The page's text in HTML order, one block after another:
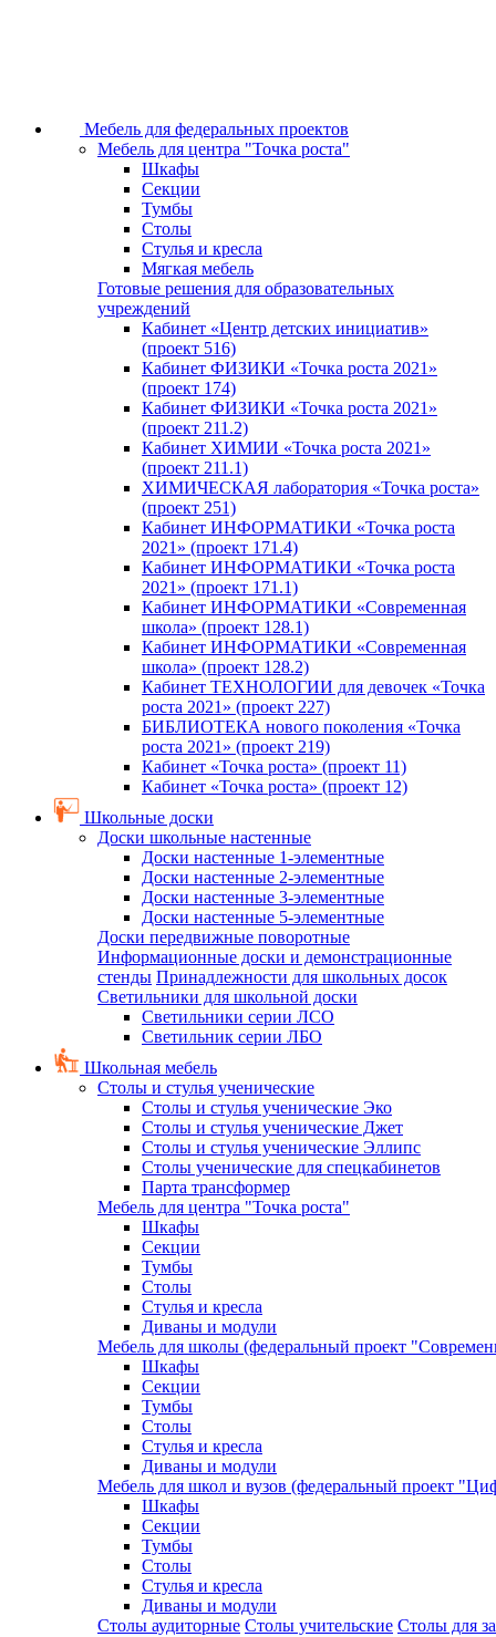
Мебель для федеральных проектов
Мебель для центра "Точка роста"
Шкафы
Секции
Тумбы
Столы
Стулья и кресла
Мягкая мебель
Готовые решения для образовательных
учреждений
Кабинет «Центр детских инициатив»
(проект 516)
Кабинет ФИЗИКИ «Точка роста 2021»
(проект 174)
Кабинет ФИЗИКИ «Точка роста 2021»
(проект 211.2)
Кабинет ХИМИИ «Точка роста 2021»
(проект 211.1)
ХИМИЧЕСКАЯ лаборатория «Точка роста»
(проект 251)
Кабинет ИНФОРМАТИКИ «Точка роста
2021» (проект 171.4)
Кабинет ИНФОРМАТИКИ «Точка роста
2021» (проект 171.1)
Кабинет ИНФОРМАТИКИ «Современная
школа» (проект 128.1)
Кабинет ИНФОРМАТИКИ «Современная
школа» (проект 128.2)
Кабинет ТЕХНОЛОГИИ для девочек «Точка
роста 2021» (проект 227)
БИБЛИОТЕКА нового поколения «Точка
роста 2021» (проект 219)
Кабинет «Точка роста» (проект 11)
Кабинет «Точка роста» (проект 12)
Школьные доски
Доски школьные настенные
Доски настенные 1-элементные
Доски настенные 2-элементные
Доски настенные 3-элементные
Доски настенные 5-элементные
Доски передвижные поворотные
Информационные доски и демонстрационные
стенды Принадлежности для школьных досок
Светильники для школьной доски
Светильники серии ЛСО
Светильник серии ЛБО
Школьная мебель
Столы и стулья ученические
Столы и стулья ученические Эко
Столы и стулья ученические Джет
Столы и стулья ученические Эллипс
Столы ученические для спецкабинетов
Парта трансформер
Мебель для центра "Точка роста"
Шкафы
Секции
Тумбы
Столы
Стулья и кресла
Диваны и модули
Мебель для школы (федеральный проект
Шкафы
Секции
Тумбы
Столы
Стулья и кресла
Диваны и модули
Мебель для школ и вузов (федеральный проект
Шкафы
Секции
Тумбы
Столы
Стулья и кресла
Диваны и модули
Столы аудиторные Столы учительские Столы для